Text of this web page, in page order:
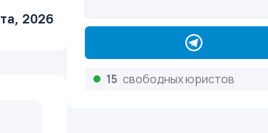
2026
17 свободных юристов